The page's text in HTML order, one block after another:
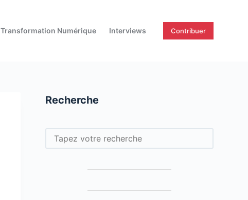
Transformation Numérique Interviews Contribuer
Recherche
Rechercher